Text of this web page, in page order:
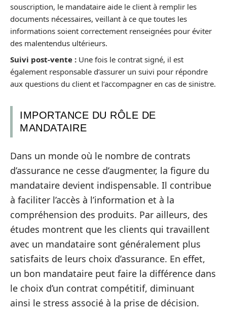
souscription, le mandataire aide le client à remplir les
documents nécessaires, veillant à ce que toutes les
informations soient correctement renseignées pour éviter
des malentendus ultérieurs.
Suivi post-vente : Une fois le contrat signé, il est
également responsable d’assurer un suivi pour répondre
aux questions du client et l’accompagner en cas de sinistre.
IMPORTANCE DU RÔLE DE
MANDATAIRE
Dans un monde où le nombre de contrats
d’assurance ne cesse d’augmenter, la figure du
mandataire devient indispensable. Il contribue
à faciliter l’accès à l’information et à la
compréhension des produits. Par ailleurs, des
études montrent que les clients qui travaillent
avec un mandataire sont généralement plus
satisfaits de leurs choix d’assurance. En effet,
un bon mandataire peut faire la différence dans
le choix d’un contrat compétitif, diminuant
ainsi le stress associé à la prise de décision.